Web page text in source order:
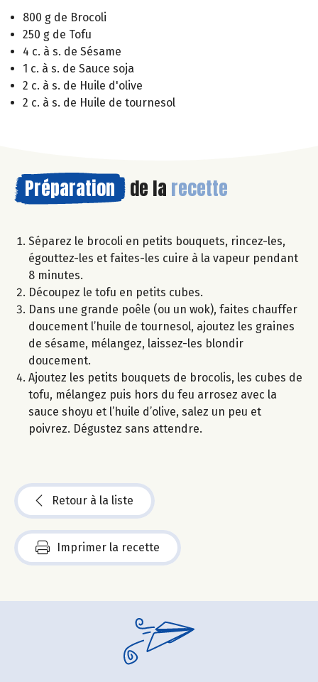
800 g de Brocoli
250 g de Tofu
4 c. à s. de Sésame
1 c. à s. de Sauce soja
2 c. à s. de Huile d'olive
2 c. à s. de Huile de tournesol
Préparation de la recette
Séparez le brocoli en petits bouquets, rincez-les,
égouttez-les et faites-les cuire à la vapeur pendant
8 minutes.
Découpez le tofu en petits cubes.
Dans une grande poêle (ou un wok), faites chauffer
doucement l’huile de tournesol, ajoutez les graines
de sésame, mélangez, laissez-les blondir
doucement.
Ajoutez les petits bouquets de brocolis, les cubes de
tofu, mélangez puis hors du feu arrosez avec la
sauce shoyu et l’huile d’olive, salez un peu et
poivrez. Dégustez sans attendre.
Retour à la liste
Imprimer la recette